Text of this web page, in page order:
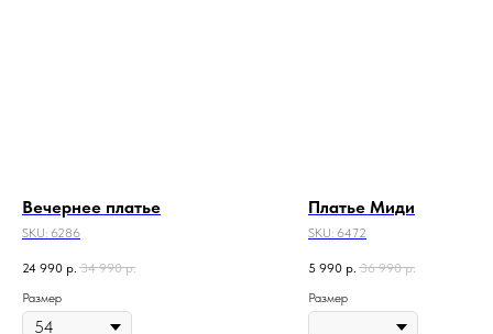
Вечернее платье
SKU: 6286
24 990 р. 34 990 р.
Размер
Платье Миди
SKU: 6472
5 990 р. 36 990 р.
Размер